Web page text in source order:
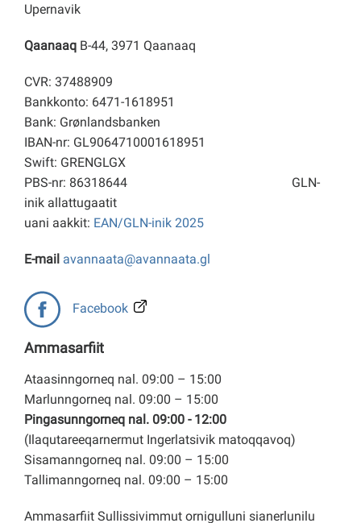
Upernavik
Qaanaaq B-44, 3971 Qaanaaq
CVR: 37488909
Bankkonto: 6471-1618951
Bank: Grønlandsbanken
IBAN-nr: GL9064710001618951
Swift: GRENGLGX
PBS-nr: 86318644 GLN-
inik allattugaatit
uani aakkit: EAN/GLN-inik 2025
E-mail avannaata@avannaata.gl
Facebook
Ammasarfiit
Ataasinngorneq nal. 09:00 – 15:00
Marlunngorneq nal. 09:00 – 15:00
Pingasunngorneq nal. 09:00 - 12:00
(Ilaqutareeqarnermut Ingerlatsivik matoqqavoq)
Sisamanngorneq nal. 09:00 – 15:00
Tallimanngorneq nal. 09:00 – 15:00
Ammasarfiit Sullissivimmut ornigulluni sianerlunilu